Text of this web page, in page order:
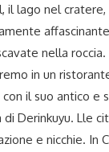
lago nel cratere,
nella
in un
il suo antico e
Derinkuyu. Lle
e nicchie. In